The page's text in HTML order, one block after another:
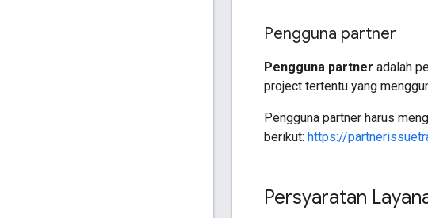
Pengguna partner
Pengguna partner adalah
project tertentu yang
Pengguna partner harus
berikut: https://
Persyaratan